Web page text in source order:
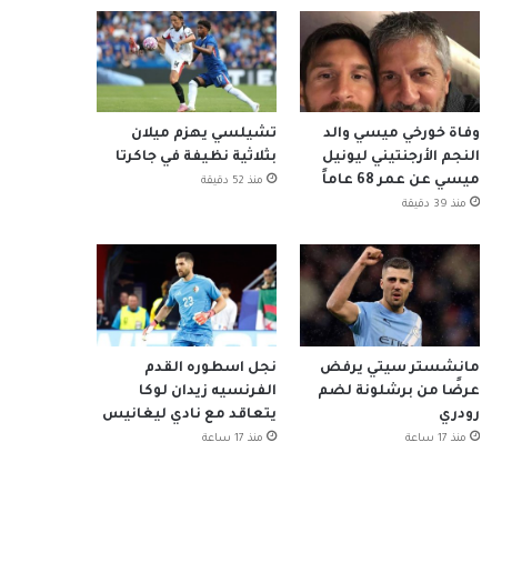
وفاة خورخي ميسي والد
النجم الأرجنتيني ليونيل
ميسي عن عمر 68 عاماً
منذ 39 دقيقة
تشيلسي يهزم ميلان
بثلاثية نظيفة في جاكرتا
منذ 52 دقيقة
مانشستر سيتي يرفض
عرضًا من برشلونة لضم
رودري
منذ 17 ساعة
نجل اسطوره القدم
الفرنسيه زيدان لوكا
يتعاقد مع نادي ليغانيس
منذ 17 ساعة